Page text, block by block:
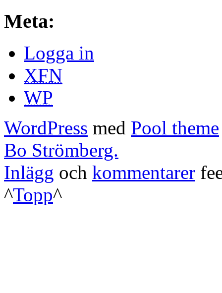
Meta:
Logga in
XFN
WP
WordPress med Pool theme
Bo Strömberg.
Inlägg och kommentarer
^Topp^